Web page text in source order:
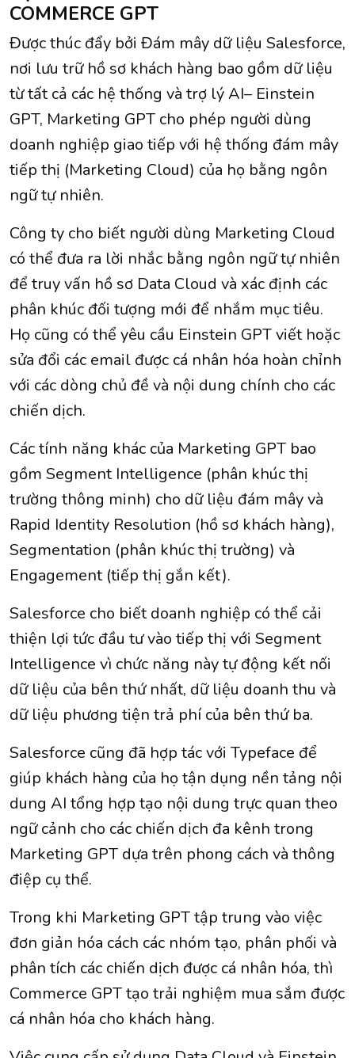
COMMERCE GPT
Được thúc đẩy bởi Đám mây dữ liệu Salesforce,
nơi lưu trữ hồ sơ khách hàng bao gồm dữ liệu
từ tất cả các hệ thống và trợ lý AI– Einstein
GPT, Marketing GPT cho phép người dùng
doanh nghiệp giao tiếp với hệ thống đám mây
tiếp thị (Marketing Cloud) của họ bằng ngôn
ngữ tự nhiên.
Công ty cho biết người dùng Marketing Cloud
có thể đưa ra lời nhắc bằng ngôn ngữ tự nhiên
để truy vấn hồ sơ Data Cloud và xác định các
phân khúc đối tượng mới để nhắm mục tiêu.
Họ cũng có thể yêu cầu Einstein GPT viết hoặc
sửa đổi các email được cá nhân hóa hoàn chỉnh
với các dòng chủ đề và nội dung chính cho các
chiến dịch.
Các tính năng khác của Marketing GPT bao
gồm Segment Intelligence (phân khúc thị
trường thông minh) cho dữ liệu đám mây và
Rapid Identity Resolution (hồ sơ khách hàng),
Segmentation (phân khúc thị trường) và
Engagement (tiếp thị gắn kết).
Salesforce cho biết doanh nghiệp có thể cải
thiện lợi tức đầu tư vào tiếp thị với Segment
Intelligence vì chức năng này tự động kết nối
dữ liệu của bên thứ nhất, dữ liệu doanh thu và
dữ liệu phương tiện trả phí của bên thứ ba.
Salesforce cũng đã hợp tác với Typeface để
giúp khách hàng của họ tận dụng nền tảng nội
dung AI tổng hợp tạo nội dung trực quan theo
ngữ cảnh cho các chiến dịch đa kênh trong
Marketing GPT dựa trên phong cách và thông
điệp cụ thể.
Trong khi Marketing GPT tập trung vào việc
đơn giản hóa cách các nhóm tạo, phân phối và
phân tích các chiến dịch được cá nhân hóa, thì
Commerce GPT tạo trải nghiệm mua sắm được
cá nhân hóa cho khách hàng.